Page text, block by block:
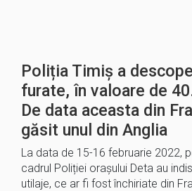
Poliția Timiș a
furate, în valoare de
De data aceasta din
găsit unul din Anglia
La data de 15-16 februarie 2022,
cadrul Poliției orașului Deta au
utilaje, ce ar fi fost închiriate din